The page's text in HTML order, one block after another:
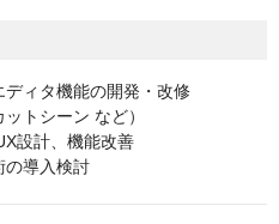
ディタ機能の開発・改修
トシーン など）
設計、機能改善
の導入検討